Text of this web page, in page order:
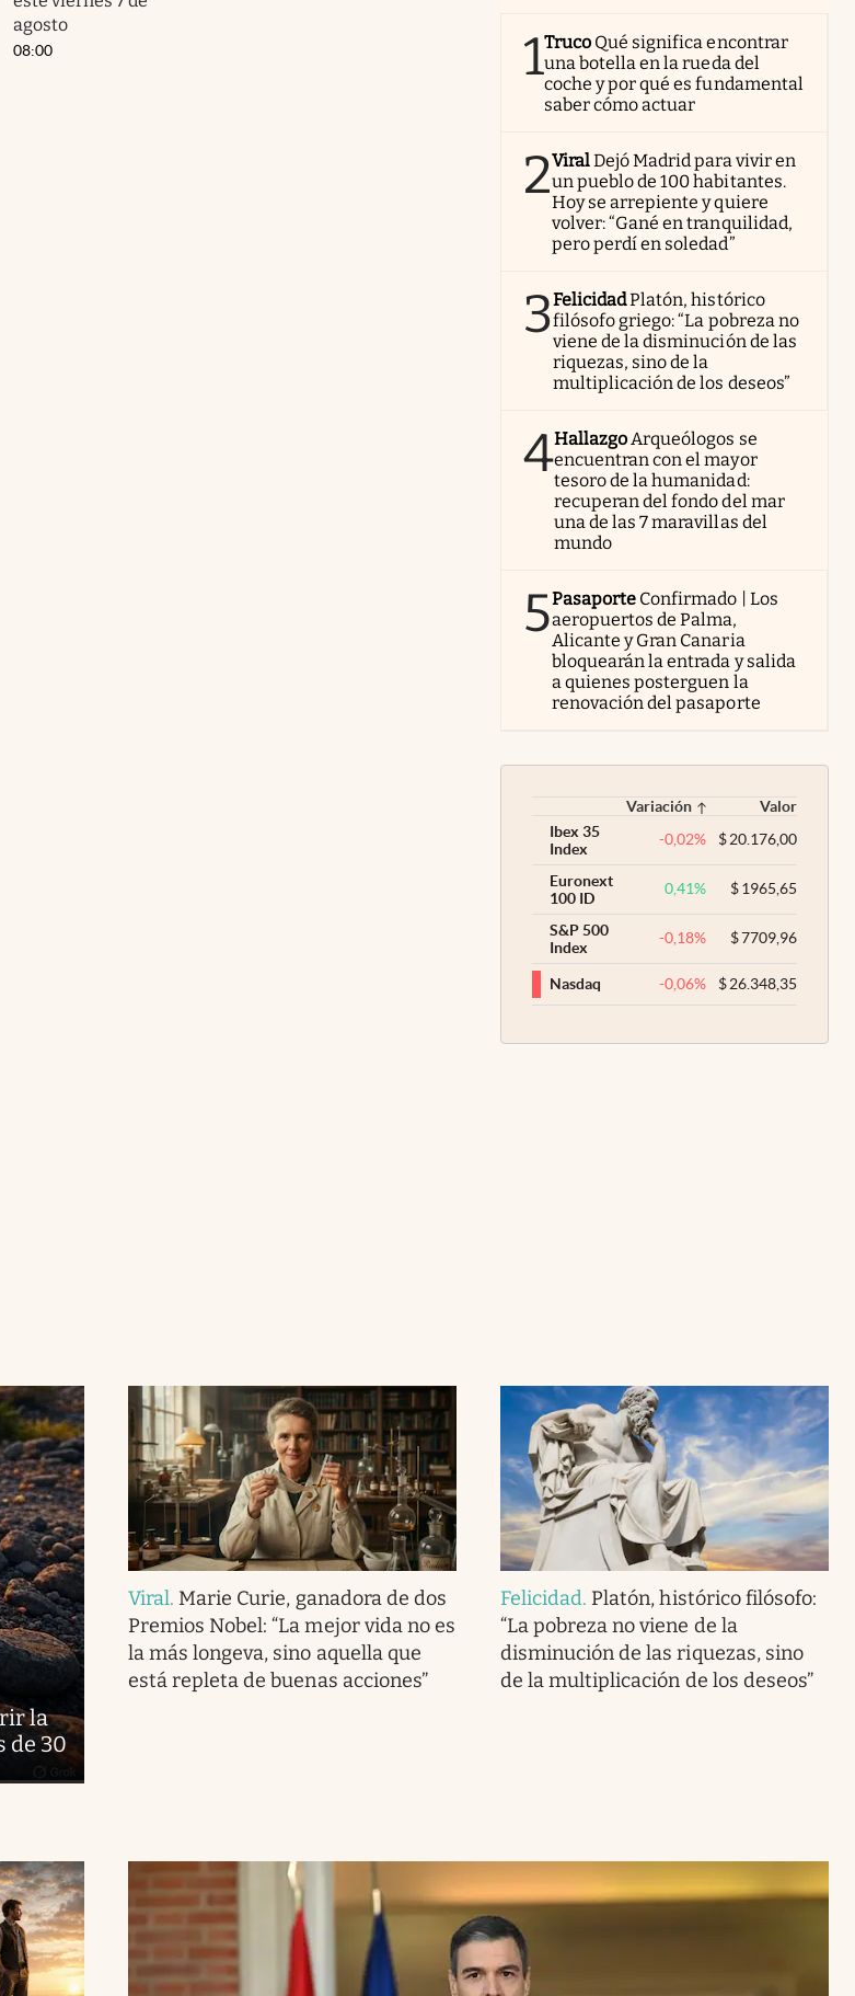
agosto
08:00 1Truco Qué significa encontrar
una botella en la rueda del
coche y por qué es fundamental
saber cómo actuar
2ViralDejó Madrid para vivir en
un pueblo de 100 habitantes.
Hoy se arrepiente y quiere
volver: “Gané en tranquilidad,
pero perdí en soledad”
3FelicidadPlatón, histórico
filósofo griego: “La pobreza no
viene de la disminución de las
riquezas, sino de la
multiplicación de los deseos”
4HallazgoArqueólogos se
encuentran con el mayor
tesoro de la humanidad:
recuperan del fondo del mar
una de las 7 maravillas del
mundo
5Pasaporte Confirmado | Los
aeropuertos de Palma,
Alicante y Gran Canaria
bloquearán la entrada y salida
a quienes posterguen la
renovación del pasaporte
Variación
Valor
Ibex 35
Index
-0,02% $20.176,00
Euronext
100 ID
0,41% $1965,65
S&P 500
Index
-0,18% $7709,96
Nasdaq -0,06% $26.348,35
la
de 30
Viral. Marie Curie, ganadora de dos
Premios Nobel: “La mejor vida no es
la más longeva, sino aquella que
está repleta de buenas acciones”
Felicidad. Platón, histórico filósofo:
“La pobreza no viene de la
disminución de las riquezas, sino
de la multiplicación de los deseos”